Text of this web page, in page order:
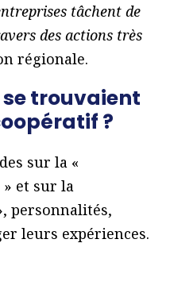
tâchent de
des actions très
régionale.
se trouvaient
?
sur la «
et sur la
personnalités,
leurs expériences.